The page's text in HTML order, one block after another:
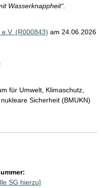
Wasserknappheit“.
(R000843) am 24.06.2026
für Umwelt, Klimaschutz,
Sicherheit (BMUKN)
SG hierzu]